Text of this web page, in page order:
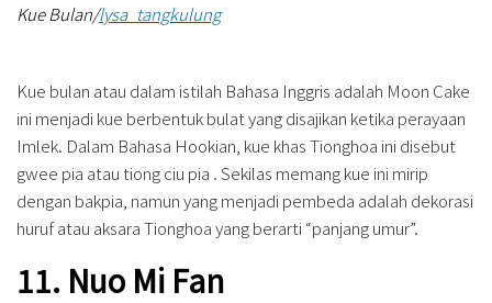
Kue Bulan/lysa_tangkulung
Kue bulan atau dalam istilah Bahasa Inggris adalah Moon Cake
ini menjadi kue berbentuk bulat yang disajikan ketika perayaan
Imlek. Dalam Bahasa Hookian, kue khas Tionghoa ini disebut
gwee pia atau tiong ciu pia . Sekilas memang kue ini mirip
dengan bakpia, namun yang menjadi pembeda adalah dekorasi
huruf atau aksara Tionghoa yang berarti “panjang umur”.
11. Nuo Mi Fan